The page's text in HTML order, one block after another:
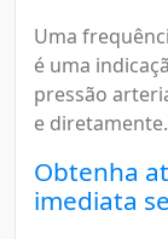
Uma
é uma
pressão
e diretamente.
Obtenha
imediata